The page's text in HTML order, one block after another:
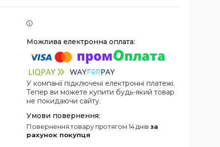
У компанії підключені електронні платежі.
Тепер ви можете купити будь-який товар
не покидаючи сайту.
повернення товару протягом 14 днів за
рахунок покупця